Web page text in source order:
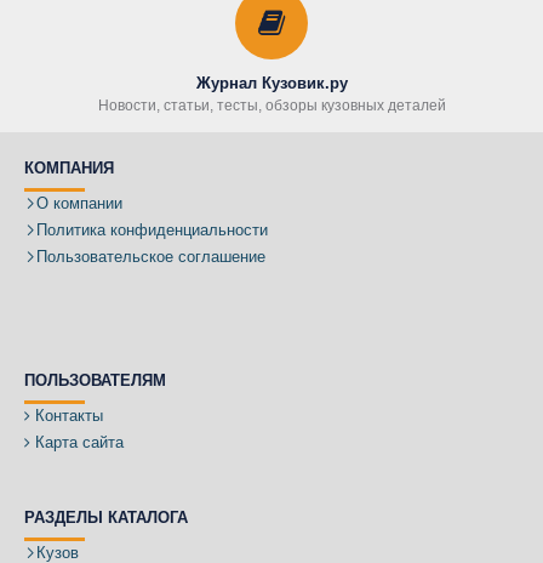
Журнал Кузовик.ру
Новости, статьи, тесты, обзоры кузовных деталей
КОМПАНИЯ
О компании
Политика конфиденциальности
Пользовательское соглашение
ПОЛЬЗОВАТЕЛЯМ
Контакты
Карта сайта
РАЗДЕЛЫ КАТАЛОГА
Кузов